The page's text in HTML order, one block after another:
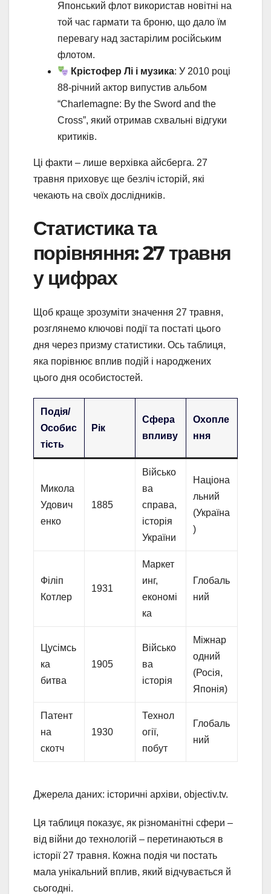
Японський флот використав новітні на
той час гармати та броню, що дало їм
перевагу над застарілим російським
флотом.
Крістофер Лі і музика: У 2010 році
88-річний актор випустив альбом
“Charlemagne: By the Sword and the
Cross”, який отримав схвальні відгуки
критиків.
Ці факти – лише верхівка айсберга. 27
травня приховує ще безліч історій, які
чекають на своїх дослідників.
Статистика та
порівняння: 27 травня
у цифрах
Щоб краще зрозуміти значення 27 травня,
розглянемо ключові події та постаті цього
дня через призму статистики. Ось таблиця,
яка порівнює вплив подій і народжених
цього дня особистостей.
Подія/
Особис
тість
Рік
Сфера
впливу
Охопле
ння
Микола
Удович
енко
1885
Військо
ва
справа,
історія
України
Націона
льний
(Україна
)
Філіп
Котлер
1931
Маркет
инг,
економі
ка
Глобаль
ний
Цусімсь
ка
битва
1905
Військо
ва
історія
Міжнар
одний
(Росія,
Японія)
Патент
на
скотч
1930
Технол
огії,
побут
Глобаль
ний
Джерела даних: історичні архіви, objectiv.tv.
Ця таблиця показує, як різноманітні сфери –
від війни до технологій – перетинаються в
історії 27 травня. Кожна подія чи постать
мала унікальний вплив, який відчувається й
сьогодні.